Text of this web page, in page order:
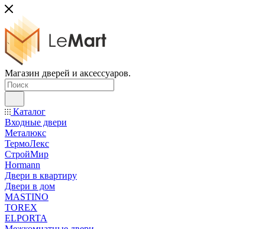
Магазин дверей и аксессуаров.
Каталог
Входные двери
Металюкс
ТермоЛекс
СтройМир
Hormann
Двери в квартиру
Двери в дом
MASTINO
TOREX
ELPORTA